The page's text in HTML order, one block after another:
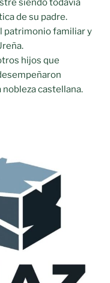
siendo todavía
de su padre.
patrimonio familiar y
hijos que
castellana.